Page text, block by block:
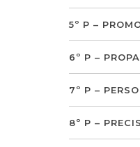
5º P –
6º P –
7º P –
8º P –